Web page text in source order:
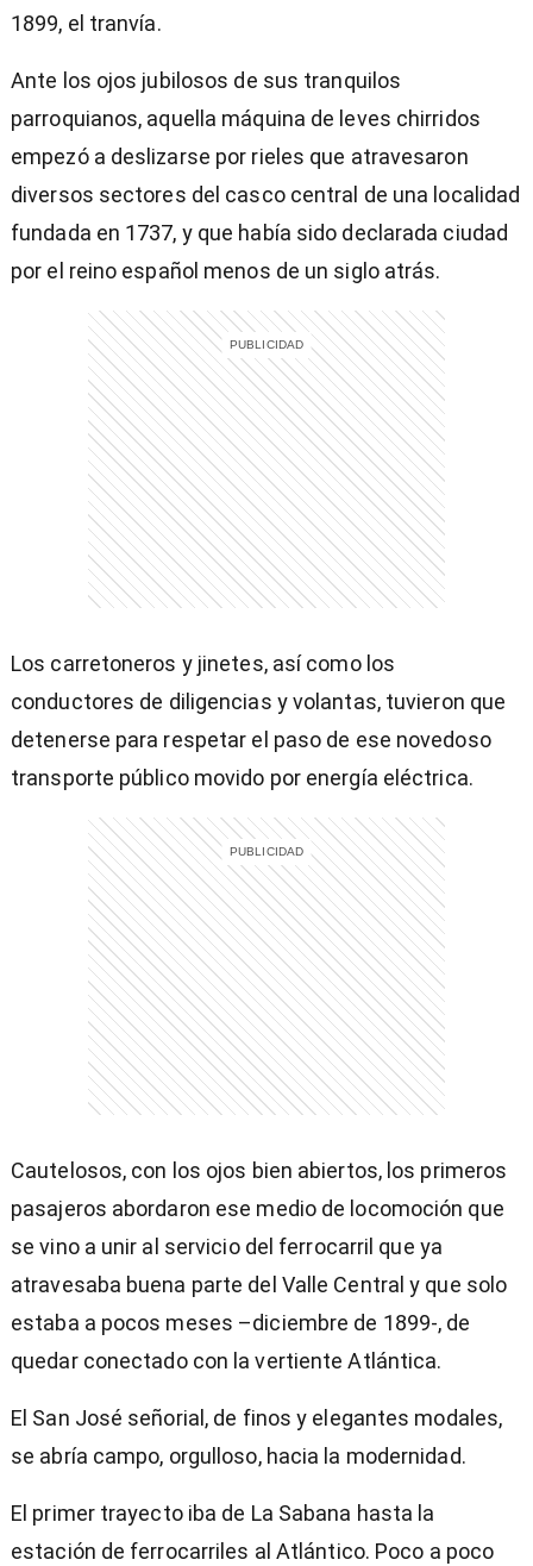
1899, el tranvía.
Ante los ojos jubilosos de sus tranquilos
parroquianos, aquella máquina de leves chirridos
empezó a deslizarse por rieles que atravesaron
diversos sectores del casco central de una localidad
fundada en 1737, y que había sido declarada ciudad
por el reino español menos de un siglo atrás.
Los carretoneros y jinetes, así como los
conductores de diligencias y volantas, tuvieron que
detenerse para respetar el paso de ese novedoso
transporte público movido por energía eléctrica.
Cautelosos, con los ojos bien abiertos, los primeros
pasajeros abordaron ese medio de locomoción que
se vino a unir al servicio del ferrocarril que ya
atravesaba buena parte del Valle Central y que solo
estaba a pocos meses –diciembre de 1899-, de
quedar conectado con la vertiente Atlántica.
El San José señorial, de finos y elegantes modales,
se abría campo, orgulloso, hacia la modernidad.
El primer trayecto iba de La Sabana hasta la
estación de ferrocarriles al Atlántico. Poco a poco